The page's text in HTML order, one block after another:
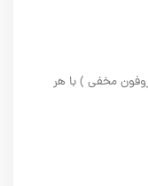
مخفی ) با هر